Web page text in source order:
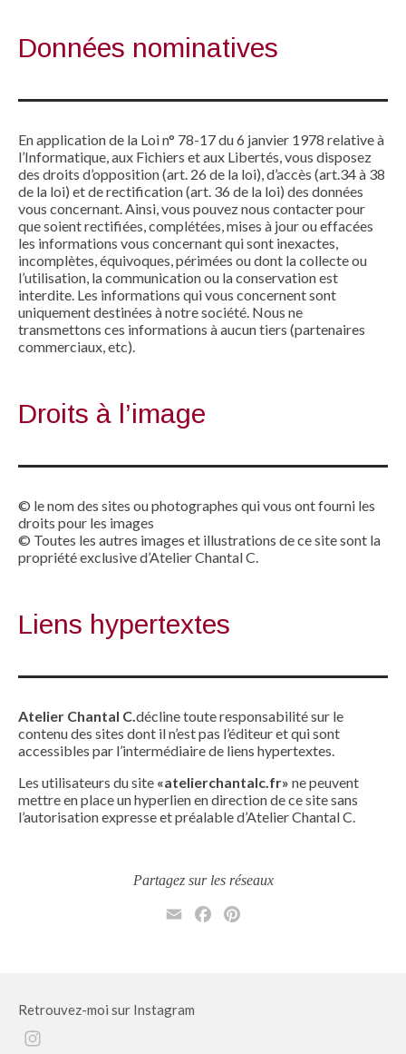
Données nominatives
En application de la Loi n° 78-17 du 6 janvier 1978 relative à
l’Informatique, aux Fichiers et aux Libertés, vous disposez
des droits d’opposition (art. 26 de la loi), d’accès (art.34 à 38
de la loi) et de rectification (art. 36 de la loi) des données
vous concernant. Ainsi, vous pouvez nous contacter pour
que soient rectifiées, complétées, mises à jour ou effacées
les informations vous concernant qui sont inexactes,
incomplètes, équivoques, périmées ou dont la collecte ou
l’utilisation, la communication ou la conservation est
interdite. Les informations qui vous concernent sont
uniquement destinées à notre société. Nous ne
transmettons ces informations à aucun tiers (partenaires
commerciaux, etc).
Droits à l’image
© le nom des sites ou photographes qui vous ont fourni les
droits pour les images
© Toutes les autres images et illustrations de ce site sont la
propriété exclusive d’Atelier Chantal C.
Liens hypertextes
Atelier Chantal C.décline toute responsabilité sur le
contenu des sites dont il n’est pas l’éditeur et qui sont
accessibles par l’intermédiaire de liens hypertextes.
Les utilisateurs du site «atelierchantalc.fr» ne peuvent
mettre en place un hyperlien en direction de ce site sans
l’autorisation expresse et préalable d’Atelier Chantal C.
Partagez sur les réseaux
Email Facebook
Retrouvez-moi sur Instagram